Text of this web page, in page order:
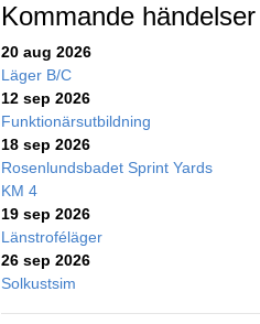
Kommande händelser
20 aug 2026
Läger B/C
12 sep 2026
Funktionärsutbildning
18 sep 2026
Rosenlundsbadet Sprint Yards
KM 4
19 sep 2026
Länstroféläger
26 sep 2026
Solkustsim